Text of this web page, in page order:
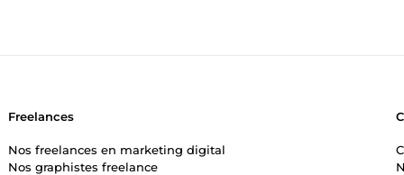
Freelances
Nos freelances en marketing digital
Nos graphistes freelance